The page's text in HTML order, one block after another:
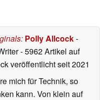
: Polly Allcock-
- 5962 Artikel auf
veröffentlichtseit 2021
mich für Technik, so
kann. Von klein auf